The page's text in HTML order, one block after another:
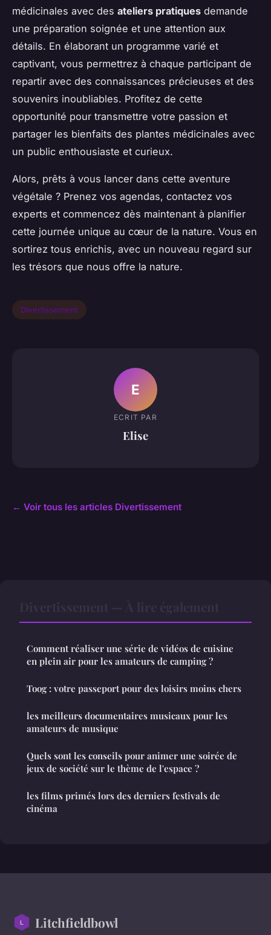
médicinales avec des ateliers pratiques demande
une préparation soignée et une attention aux
détails. En élaborant un programme varié et
captivant, vous permettrez à chaque participant de
repartir avec des connaissances précieuses et des
souvenirs inoubliables. Profitez de cette
opportunité pour transmettre votre passion et
partager les bienfaits des plantes médicinales avec
un public enthousiaste et curieux.
Alors, prêts à vous lancer dans cette aventure
végétale ? Prenez vos agendas, contactez vos
experts et commencez dès maintenant à planifier
cette journée unique au cœur de la nature. Vous en
sortirez tous enrichis, avec un nouveau regard sur
les trésors que nous offre la nature.
Divertissement
E
ECRIT PAR
Elise
← Voir tous les articles Divertissement
Comment réaliser une série de vidéos de cuisine
en plein air pour les amateurs de camping ?
Toog : votre passeport pour des loisirs moins chers
les meilleurs documentaires musicaux pour les
amateurs de musique
Quels sont les conseils pour animer une soirée de
jeux de société sur le thème de l'espace ?
les films primés lors des derniers festivals de
cinéma
Litchfieldbowl